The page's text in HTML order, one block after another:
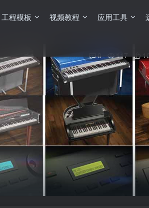
工程模板 视频教程 应用工具
0 117